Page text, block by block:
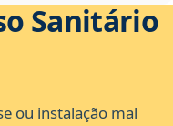
Sanitário
ou instalação mal